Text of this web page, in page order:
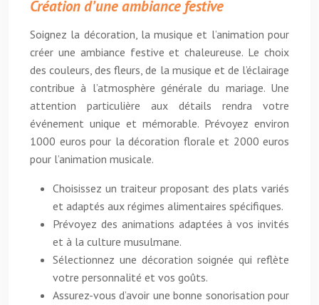
Création d’une ambiance festive
Soignez la décoration, la musique et l’animation pour
créer une ambiance festive et chaleureuse. Le choix
des couleurs, des fleurs, de la musique et de l’éclairage
contribue à l’atmosphère générale du mariage. Une
attention particulière aux détails rendra votre
événement unique et mémorable. Prévoyez environ
1000 euros pour la décoration florale et 2000 euros
pour l’animation musicale.
Choisissez un traiteur proposant des plats variés
et adaptés aux régimes alimentaires spécifiques.
Prévoyez des animations adaptées à vos invités
et à la culture musulmane.
Sélectionnez une décoration soignée qui reflète
votre personnalité et vos goûts.
Assurez-vous d’avoir une bonne sonorisation pour